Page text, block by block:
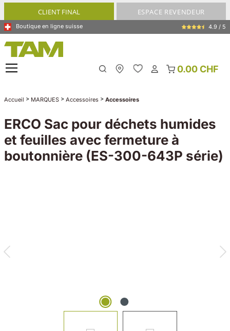
principalCLIENT FINAL ESPACE REVENDEUR
Boutique en ligne suisse 4.9 / 5
0.00 CHF
Accueil > MARQUES > Accessoires > Accessoires
ERCO Sac pour déchets humides
et feuilles avec fermeture à
boutonnière (ES-300-643P série)